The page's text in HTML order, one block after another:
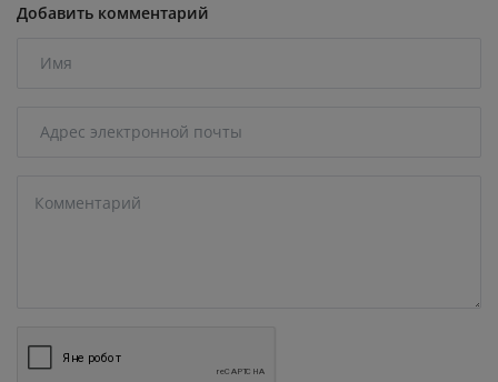
Добавить комментарий